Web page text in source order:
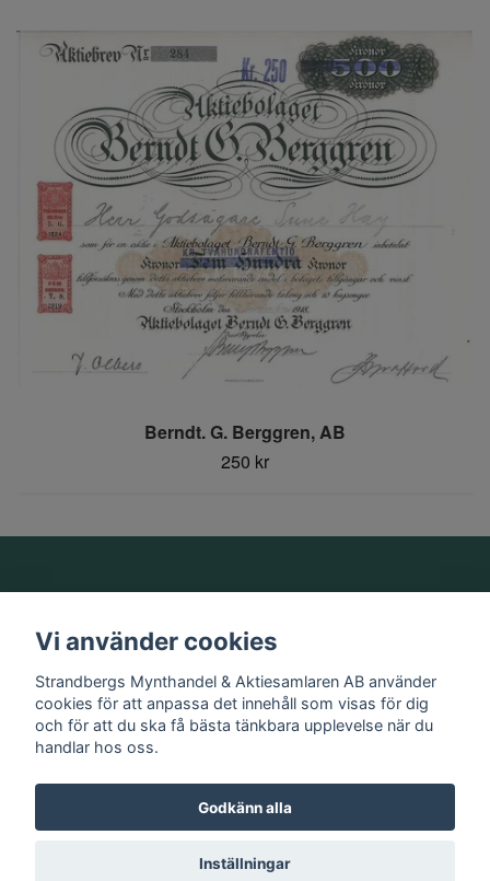
Berndt. G. Berggren, AB
250 kr
Information
Sociala medier
© 2026 Strandbergs Mynthandel & Aktiesamlaren AB
Vi använder cookies
Strandbergs Mynthandel & Aktiesamlaren AB använder
cookies för att anpassa det innehåll som visas för dig
och för att du ska få bästa tänkbara upplevelse när du
handlar hos oss.
Godkänn alla
Inställningar